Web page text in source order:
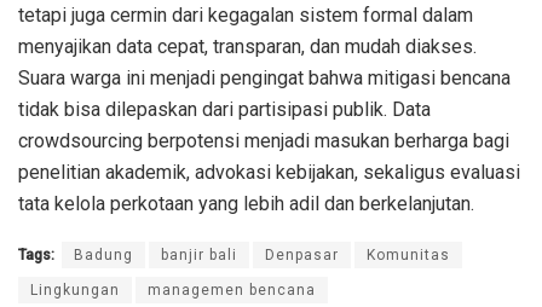
tetapi juga cermin dari kegagalan sistem formal dalam
menyajikan data cepat, transparan, dan mudah diakses.
Suara warga ini menjadi pengingat bahwa mitigasi bencana
tidak bisa dilepaskan dari partisipasi publik. Data
crowdsourcing berpotensi menjadi masukan berharga bagi
penelitian akademik, advokasi kebijakan, sekaligus evaluasi
tata kelola perkotaan yang lebih adil dan berkelanjutan.
Tags: Badung banjir bali Denpasar Komunitas
Lingkungan managemen bencana